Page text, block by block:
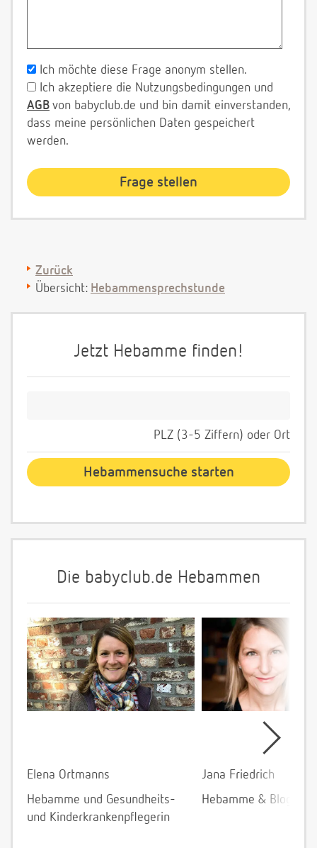
Ich möchte diese Frage anonym stellen.
Ich akzeptiere die Nutzungsbedingungen und
AGB von babyclub.de und bin damit einverstanden,
dass meine persönlichen Daten gespeichert
werden.
Zurück
Übersicht: Hebammensprechstunde
Jetzt Hebamme finden!
PLZ (3-5 Ziffern) oder Ort
Die babyclub.de Hebammen
Elena Ortmanns
Hebamme und Gesundheits-
und Kinderkrankenpflegerin
Jana Friedrich
Hebamme &